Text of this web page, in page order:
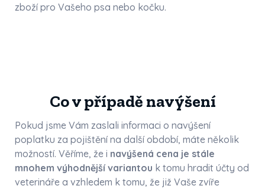
zboží pro Vašeho psa nebo kočku.
Co v případě navýšení
Pokud jsme Vám zaslali informaci o navýšení
poplatku za pojištění na další období, máte několik
možností. Věříme, že i navýšená cena je stále
mnohem výhodnější variantou k tomu hradit účty od
veterináře a vzhledem k tomu, že již Vaše zvíře